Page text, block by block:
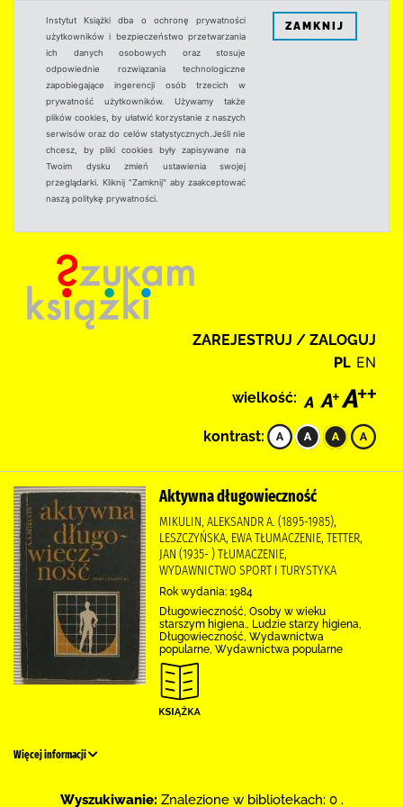
Instytut Książki dba o ochronę prywatności
użytkowników i bezpieczeństwo przetwarzania
ich danych osobowych oraz stosuje
odpowiednie rozwiązania technologiczne
zapobiegające ingerencji osób trzecich w
prywatność użytkowników. Używamy także
plików cookies, by ułatwić korzystanie z naszych
serwisów oraz do celów statystycznych.Jeśli nie
chcesz, by pliki cookies były zapisywane na
Twoim dysku zmień ustawienia swojej
przeglądarki. Kliknij "Zamknij" aby zaakceptować
naszą politykę prywatności.
ZAMKNIJ
ZAREJESTRUJ / ZALOGUJ
PL EN
wielkość:
kontrast:
Aktywna długowieczność
MIKULIN, ALEKSANDR A. (1895-1985),
LESZCZYŃSKA, EWA TŁUMACZENIE, TETTER,
JAN (1935- ) TŁUMACZENIE,
WYDAWNICTWO SPORT I TURYSTYKA
Rok wydania: 1984
Długowieczność, Osoby w wieku
starszym higiena., Ludzie starzy higiena,
Długowieczność, Wydawnictwa
popularne, Wydawnictwa popularne
Więcej informacji
Wyszukiwanie: Znalezione w bibliotekach: 0 .